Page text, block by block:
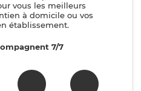
vous les meilleurs
à domicile ou vos
établissement.
7/7